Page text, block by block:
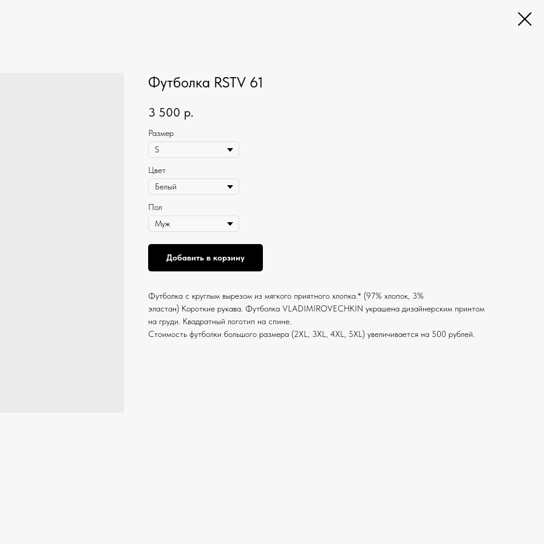
Футболка RSTV 61
3 500 р.
Размер
Цвет
Пол
Добавить в корзину
Футболка c круглым вырезом из мягкого приятного хлопка.* (97% хлопок, 3%
эластан) Короткие рукава. Футболка VLADIMIROVECHKIN украшена дизайнерским принтом
на груди. Квадратный логотип на спине.
Стоимость футболки большого размера (2XL, 3XL, 4XL, 5XL) увеличивается на 500 рублей.